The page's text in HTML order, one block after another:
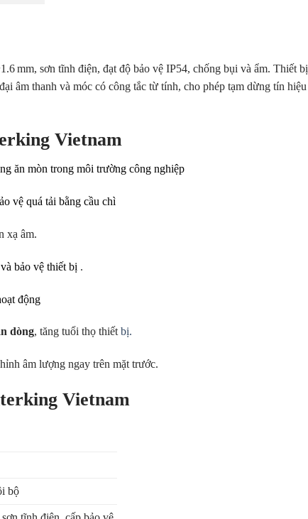
mm, sơn tĩnh điện, đạt độ bảo vệ IP54, chống bụi và ẩm. Thiết bị
âm thanh và móc có công tắc từ tính, cho phép tạm dừng tín hiệu
Vietnam
ăn mòn trong môi trường công nghiệp
vệ quá tải bằng cầu chì
xạ âm.
bảo vệ thiết bị .
động
dòng, tăng tuổi thọ thiếtbị.
âm lượng ngay trên mặt trước.
Vietnam
bộ